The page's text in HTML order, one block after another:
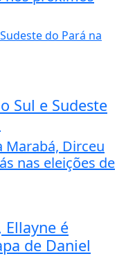
Sul e Sudeste
Dirceu
nas eleições de
é
de Daniel